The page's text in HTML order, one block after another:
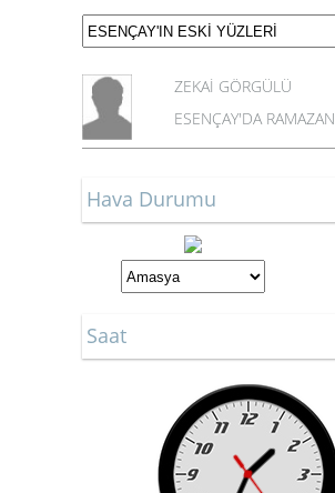
ZEKAİ GÖRGÜLÜ
ESENÇAY'DA RAMAZAN
Hava Durumu
Saat